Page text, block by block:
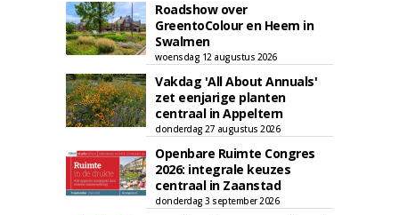
Roadshow over
GreentoColour en Heem in
Swalmen
woensdag 12 augustus 2026
Vakdag 'All About Annuals'
zet eenjarige planten
centraal in Appeltern
donderdag 27 augustus 2026
Openbare Ruimte Congres
2026: integrale keuzes
centraal in Zaanstad
donderdag 3 september 2026